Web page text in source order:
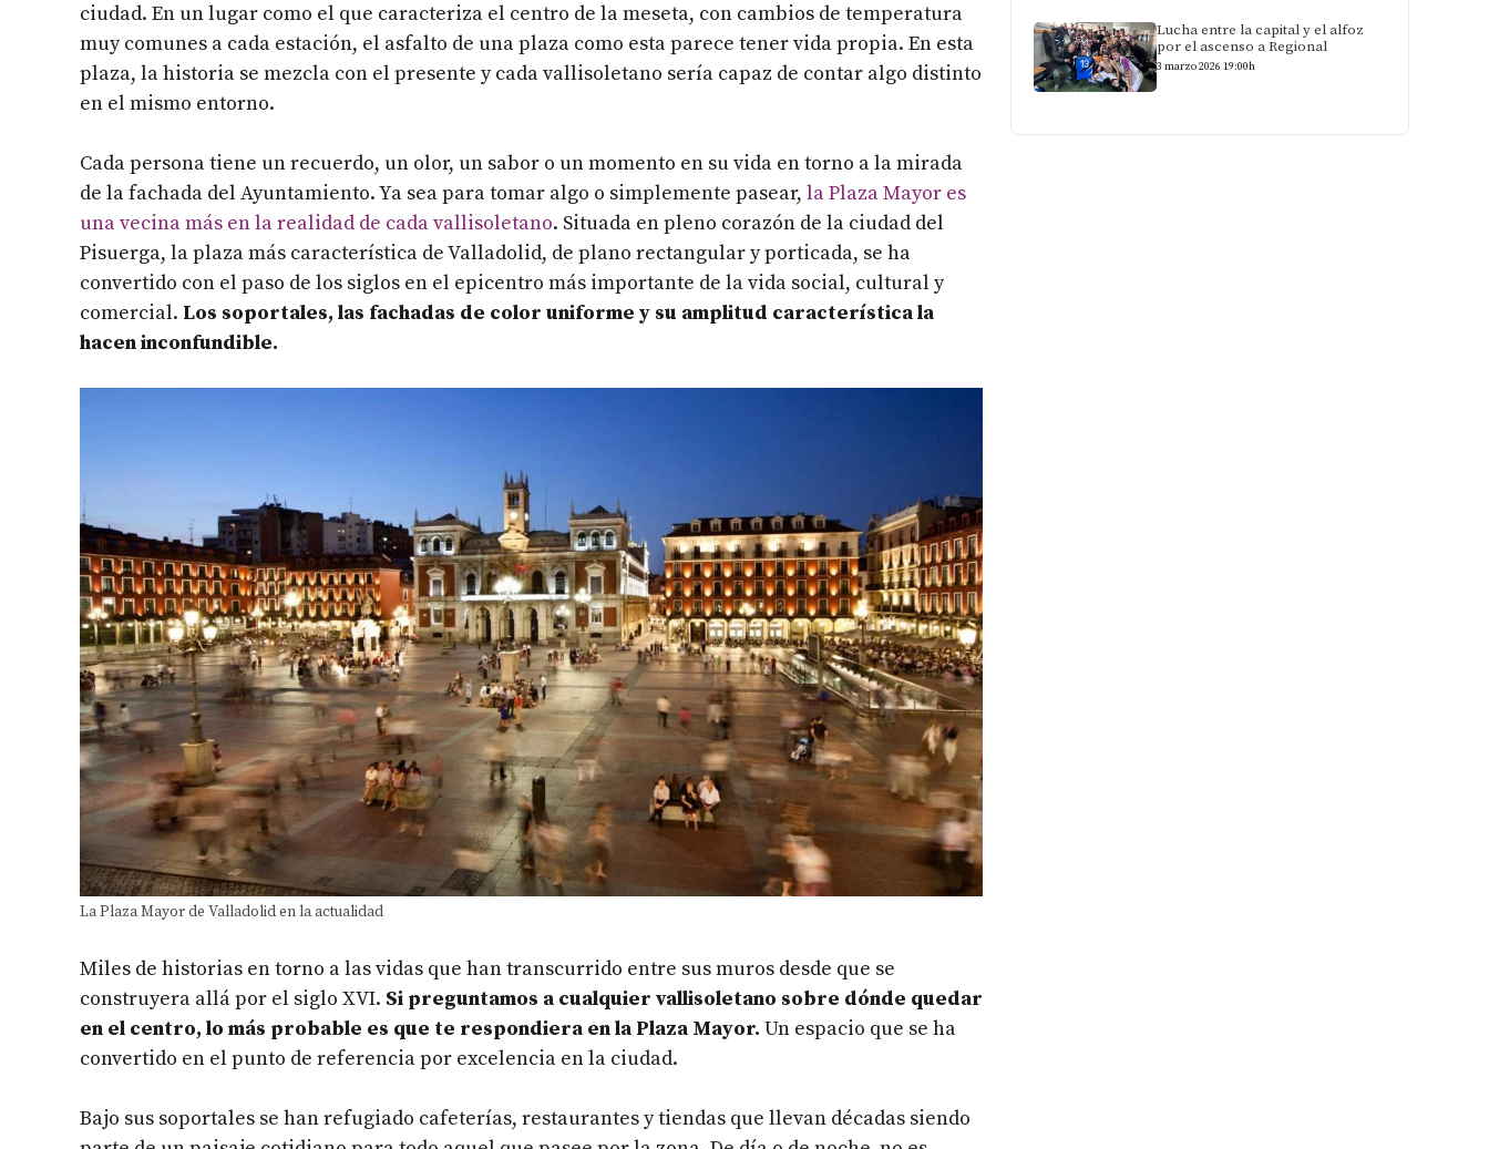
ciudad. En un lugar como el que caracteriza el centro de la meseta, con cambios de temperatura
muy comunes a cada estación, el asfalto de una plaza como esta parece tener vida propia. En esta
plaza, la historia se mezcla con el presente y cada vallisoletano sería capaz de contar algo distinto
en el mismo entorno.
Cada persona tiene un recuerdo, un olor, un sabor o un momento en su vida en torno a la mirada
de la fachada del Ayuntamiento. Ya sea para tomar algo o simplemente pasear, la Plaza Mayor es
una vecina más en la realidad de cada vallisoletano. Situada en pleno corazón de la ciudad del
Pisuerga, la plaza más característica de Valladolid, de plano rectangular y porticada, se ha
convertido con el paso de los siglos en el epicentro más importante de la vida social, cultural y
comercial. Los soportales, las fachadas de color uniforme y su amplitud característica la
hacen inconfundible.
La Plaza Mayor de Valladolid en la actualidad
Miles de historias en torno a las vidas que han transcurrido entre sus muros desde que se
construyera allá por el siglo XVI. Si preguntamos a cualquier vallisoletano sobre dónde quedar
en el centro, lo más probable es que te respondiera en la Plaza Mayor. Un espacio que se ha
convertido en el punto de referencia por excelencia en la ciudad.
Bajo sus soportales se han refugiado cafeterías, restaurantes y tiendas que llevan décadas siendo
Lucha entre la capital y el alfoz
por el ascenso a Regional
3 marzo 2026 19:00h